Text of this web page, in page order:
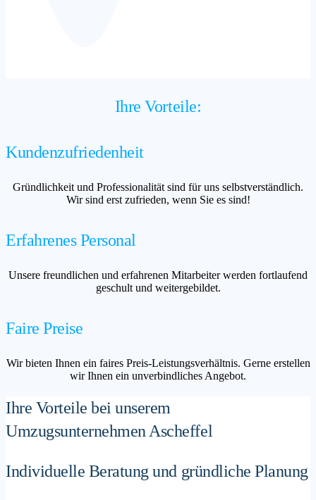
Ihre Vorteile:
Kundenzufriedenheit
Gründlichkeit und Professionalität sind für uns selbstverständlich.
Wir sind erst zufrieden, wenn Sie es sind!
Erfahrenes Personal
Unsere freundlichen und erfahrenen Mitarbeiter werden fortlaufend
geschult und weitergebildet.
Faire Preise
Wir bieten Ihnen ein faires Preis-Leistungsverhältnis. Gerne erstellen
wir Ihnen ein unverbindliches Angebot.
Ihre Vorteile bei unserem
Umzugsunternehmen Ascheffel
Individuelle Beratung und gründliche Planung